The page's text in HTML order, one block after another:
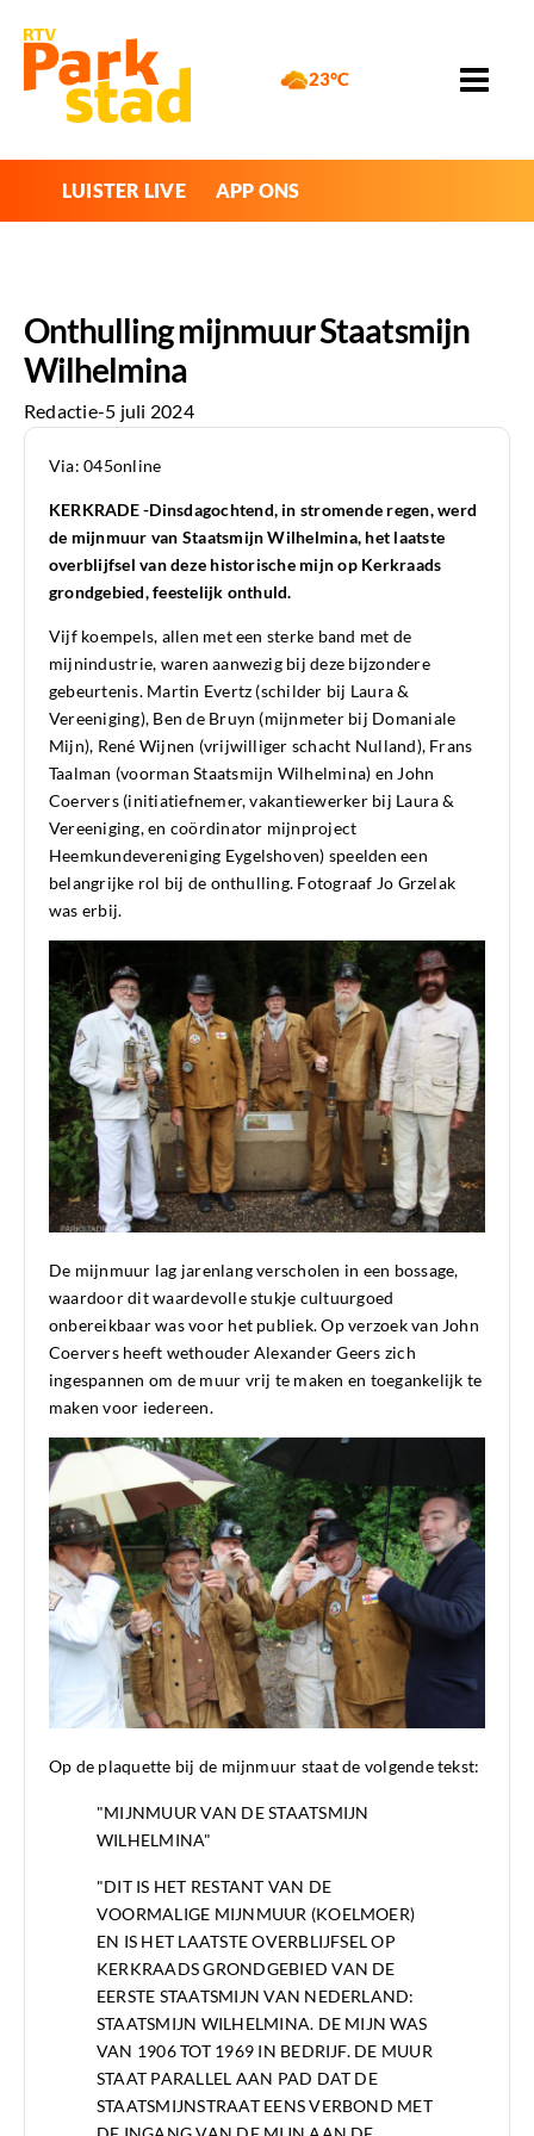
23°C
LUISTER LIVE APP ONS
Onthulling mijnmuur Staatsmijn
Wilhelmina
Redactie-5 juli 2024
Via: 045online
KERKRADE -Dinsdagochtend, in stromende regen, werd
de mijnmuur van Staatsmijn Wilhelmina, het laatste
overblijfsel van deze historische mijn op Kerkraads
grondgebied, feestelijk onthuld.
Vijf koempels, allen met een sterke band met de
mijnindustrie, waren aanwezig bij deze bijzondere
gebeurtenis. Martin Evertz (schilder bij Laura &
Vereeniging), Ben de Bruyn (mijnmeter bij Domaniale
Mijn), René Wijnen (vrijwilliger schacht Nulland), Frans
Taalman (voorman Staatsmijn Wilhelmina) en John
Coervers (initiatiefnemer, vakantiewerker bij Laura &
Vereeniging, en coördinator mijnproject
Heemkundevereniging Eygelshoven) speelden een
belangrijke rol bij de onthulling. Fotograaf Jo Grzelak
was erbij.
De mijnmuur lag jarenlang verscholen in een bossage,
waardoor dit waardevolle stukje cultuurgoed
onbereikbaar was voor het publiek. Op verzoek van John
Coervers heeft wethouder Alexander Geers zich
ingespannen om de muur vrij te maken en toegankelijk te
maken voor iedereen.
Op de plaquette bij de mijnmuur staat de volgende tekst:
"MIJNMUUR VAN DE STAATSMIJN
WILHELMINA"
"DIT IS HET RESTANT VAN DE
VOORMALIGE MIJNMUUR (KOELMOER)
EN IS HET LAATSTE OVERBLIJFSEL OP
KERKRAADS GRONDGEBIED VAN DE
EERSTE STAATSMIJN VAN NEDERLAND:
STAATSMIJN WILHELMINA. DE MIJN WAS
VAN 1906 TOT 1969 IN BEDRIJF. DE MUUR
STAAT PARALLEL AAN PAD DAT DE
STAATSMIJNSTRAAT EENS VERBOND MET